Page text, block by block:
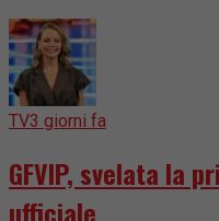
TV3 giorni fa
GFVIP, svelata la
ufficiale